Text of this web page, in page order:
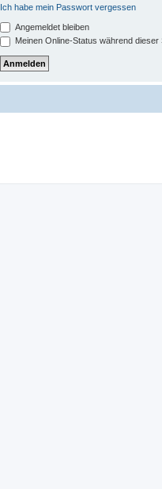
Ich habe mein Passwort vergessen
Angemeldet bleiben
Meinen Online-Status während